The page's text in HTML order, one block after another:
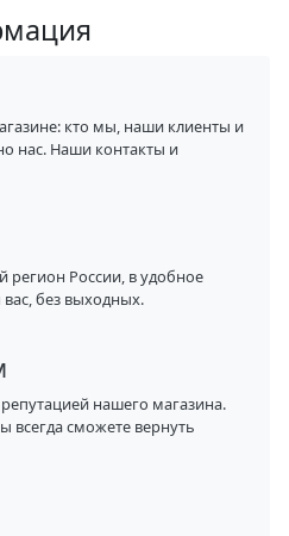
кто мы, наши клиенты и
нас. Наши контакты и
регион России, в удобное
без выходных.
нашего магазина.
всегда сможете вернуть